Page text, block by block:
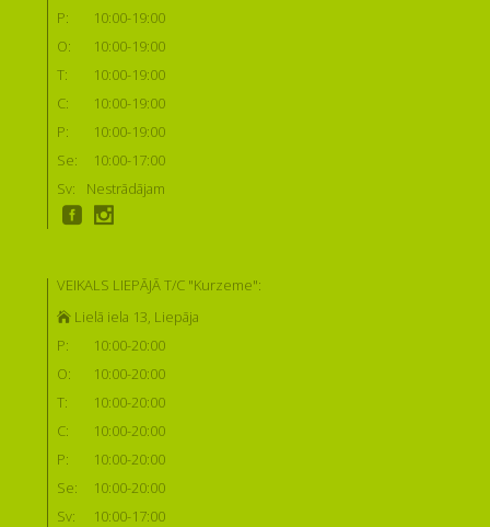
P:
10:00-19:00
O:
10:00-19:00
T:
10:00-19:00
C:
10:00-19:00
P:
10:00-19:00
Se:
10:00-17:00
Sv:
Nestrādājam
VEIKALS LIEPĀJĀ T/C "Kurzeme":
Lielā iela 13, Liepāja
P:
10:00-20:00
O:
10:00-20:00
T:
10:00-20:00
C:
10:00-20:00
P:
10:00-20:00
Se:
10:00-20:00
Sv:
10:00-17:00